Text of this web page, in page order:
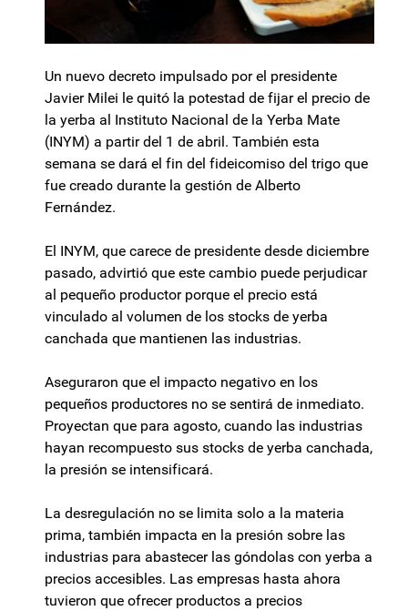
Un nuevo decreto impulsado por el presidente
Javier Milei le quitó la potestad de fijar el precio de
la yerba al Instituto Nacional de la Yerba Mate
(INYM) a partir del 1 de abril. También esta
semana se dará el fin del fideicomiso del trigo que
fue creado durante la gestión de Alberto
Fernández.
El INYM, que carece de presidente desde diciembre
pasado, advirtió que este cambio puede perjudicar
al pequeño productor porque el precio está
vinculado al volumen de los stocks de yerba
canchada que mantienen las industrias.
Aseguraron que el impacto negativo en los
pequeños productores no se sentirá de inmediato.
Proyectan que para agosto, cuando las industrias
hayan recompuesto sus stocks de yerba canchada,
la presión se intensificará.
La desregulación no se limita solo a la materia
prima, también impacta en la presión sobre las
industrias para abastecer las góndolas con yerba a
precios accesibles. Las empresas hasta ahora
tuvieron que ofrecer productos a precios